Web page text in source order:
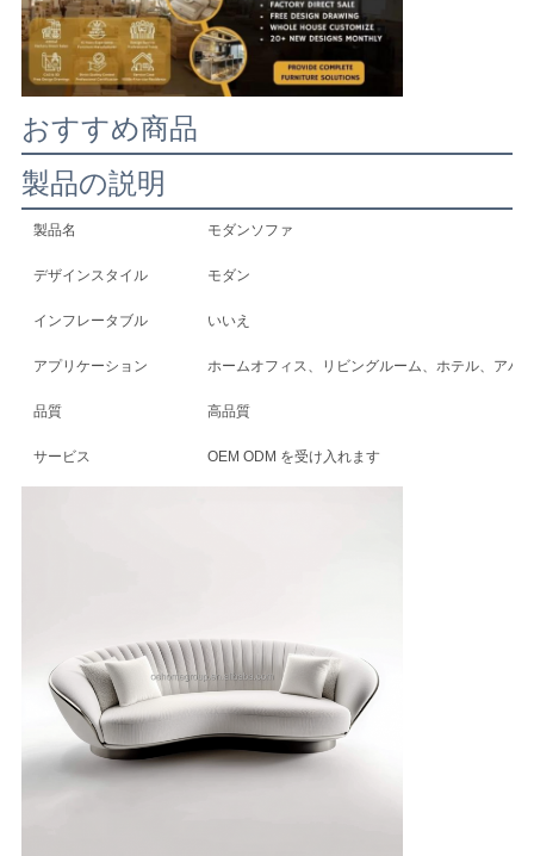
お
問
い
合
わ
ニ
ュ
ー
の
おすすめ商品
製品の説明
製品名 モダンソファ
デザインスタイル モダン
インフレータブル いいえ
アプリケーション ホームオフィス、リビングルーム、ホテル、アパ
品質 高品質
サービス OEM ODM を受け入れます